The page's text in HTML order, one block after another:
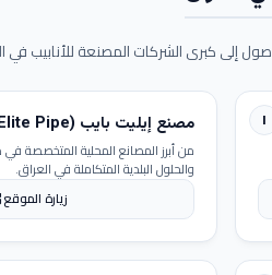
إلى كبرى الشركات المصنعة للأنابيب في
١ مصنع إيليت بايب (Elite Pipe)
من أبرز المصانع المحلية المتخصصة في
والحلول البلدية المتكاملة في العراق.
زيارة الموقع